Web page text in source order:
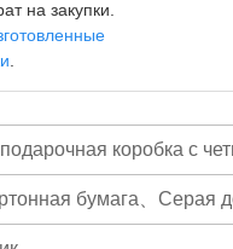
на закупки.
коробка с
бумага、Серая